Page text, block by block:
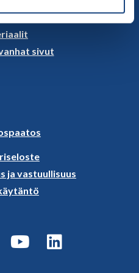
uutiset
sivut
ja vastuullisuus